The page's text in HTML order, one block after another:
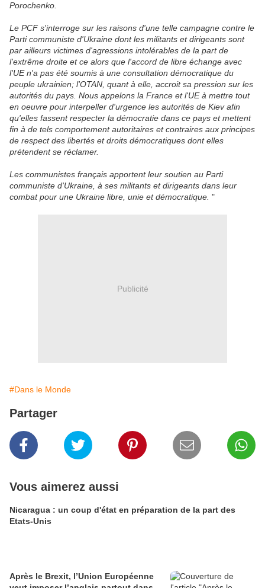
Porochenko.
Le PCF s'interroge sur les raisons d'une telle campagne contre le
Parti communiste d'Ukraine dont les militants et dirigeants sont
par ailleurs victimes d'agressions intolérables de la part de
l'extrême droite et ce alors que l'accord de libre échange avec
l'UE n'a pas été soumis à une consultation démocratique du
peuple ukrainien; l'OTAN, quant à elle, accroit sa pression sur les
autorités du pays. Nous appelons la France et l'UE à mettre tout
en oeuvre pour interpeller d'urgence les autorités de Kiev afin
qu'elles fassent respecter la démocratie dans ce pays et mettent
fin à de tels comportement autoritaires et contraires aux principes
de respect des libertés et droits démocratiques dont elles
prétendent se réclamer.
Les communistes français apportent leur soutien au Parti
communiste d'Ukraine, à ses militants et dirigeants dans leur
combat pour une Ukraine libre, unie et démocratique. "
Publicité
#Dans le Monde
Partager
Vous aimerez aussi
Nicaragua : un coup d'état en préparation de la part des
Etats-Unis
Après le Brexit, l’Union Européenne